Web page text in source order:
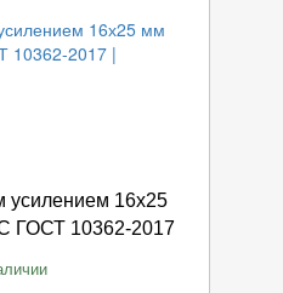
усилением 16х25
ГОСТ 10362-2017